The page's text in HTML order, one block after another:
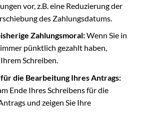
vor, z.B. eine Reduzierung der
des Zahlungsdatums.
Zahlungsmoral:Wenn Sie in
pünktlich gezahlt haben,
Schreiben.
die Bearbeitung Ihres Antrags:
Ende Ihres Schreibens für die
und zeigen Sie Ihre